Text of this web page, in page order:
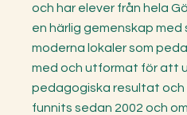
och har elever från hela
en härlig gemenskap med
moderna lokaler som
med och utformat för att
pedagogiska resultat och
funnits sedan 2002 och